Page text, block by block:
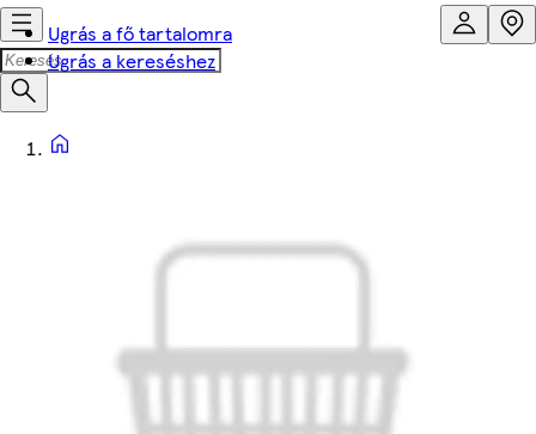
Ugrás a fő tartalomra
Ugrás a kereséshez